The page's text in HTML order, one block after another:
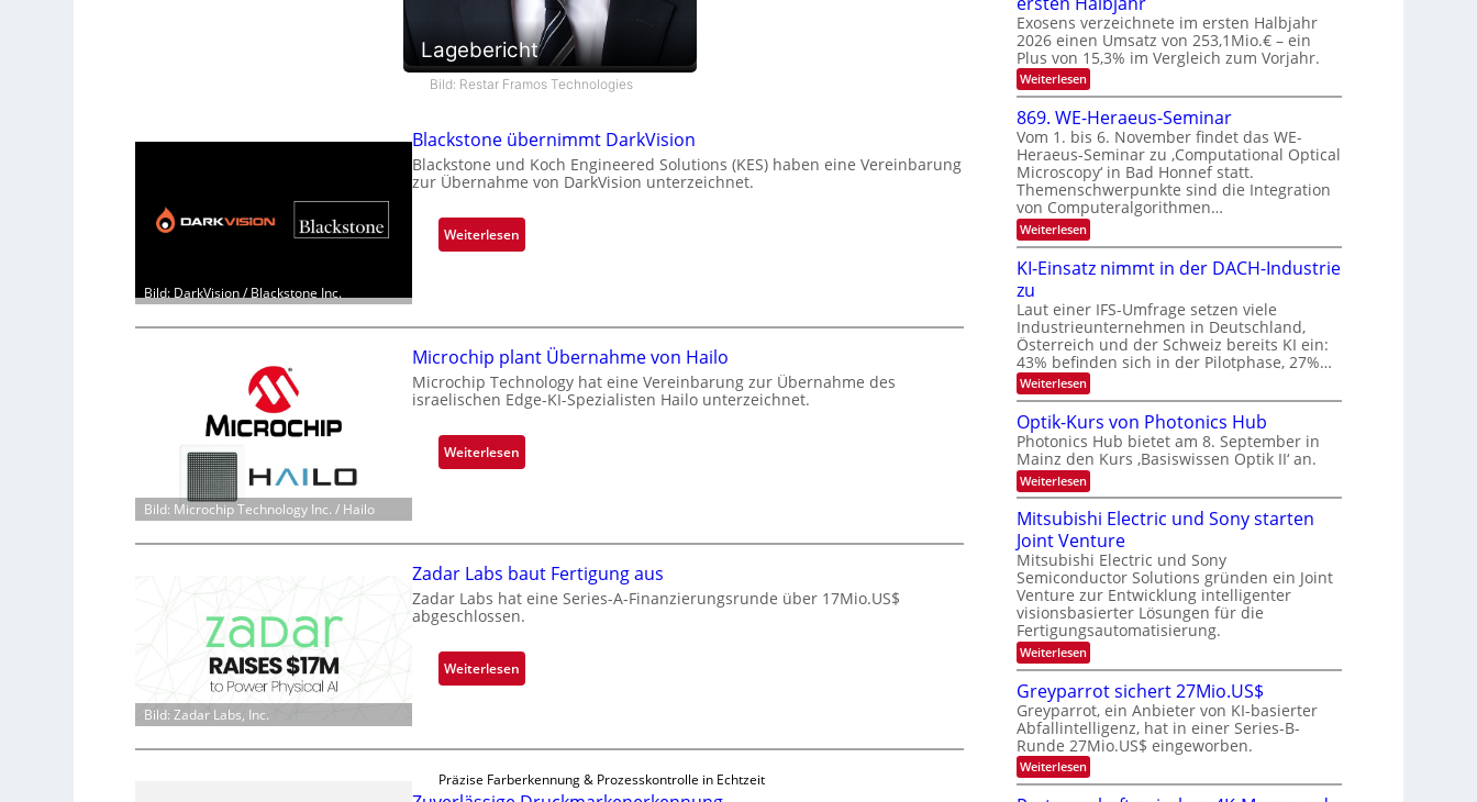
Lagebericht
Bild: Restar Framos Technologies
Bild: DarkVision / Blackstone Inc.
Blackstone übernimmt DarkVision
Blackstone und Koch Engineered Solutions (KES) haben eine Vereinbarung
zur Übernahme von DarkVision unterzeichnet.
Weiterlesen:
B
c
s
t
n
e
n
i
m
m
t
V
Bild: Microchip Technology Inc. / Hailo
Microchip plant Übernahme von Hailo
Microchip Technology hat eine Vereinbarung zur Übernahme des
israelischen Edge-KI-Spezialisten Hailo unterzeichnet.
Weiterlesen:
M
r
o
c
h
p
p
n
t
Ü
Bild: Zadar Labs, Inc.
Zadar Labs baut Fertigung aus
Zadar Labs hat eine Series-A-Finanzierungsrunde über 17Mio.US$
abgeschlossen.
Weiterlesen:
Z
r
Präzise Farberkennung & Prozesskontrolle in Echtzeit
s
S
I
O
N
2
0
2
6
r
o
n
i
k
-
u
n
d
B
i
l
d
e
r
a
r
b
i
t
u
n
g
s
-
T
r
e
n
d
s
d
i
e
K
I
m
i
t
d
e
n
k
t
Exosens verzeichnete im ersten Halbjahr
2026 einen Umsatz von 253,1Mio.€ – ein
Plus von 15,3% im Vergleich zum Vorjahr.
Weiterlesen:
E
x
o
s
e
n
s
m
e
l
d
e
t
t
a
r
k
e
s
W
a
c
h
s
t
u
m
i
m
e
r
s
t
e
n
H
a
b
j
a
h
r
869. WE-Heraeus-Seminar
Vom 1. bis 6. November findet das WE-
Heraeus-Seminar zu ‚Computational Optical
Microscopy‘ in Bad Honnef statt.
Themenschwerpunkte sind die Integration
von Computeralgorithmen…
Weiterlesen:
8
9
W
E
-
H
e
r
a
u
s
-
S
e
i
n
a
r
KI-Einsatz nimmt in der DACH-Industrie
zu
Laut einer IFS-Umfrage setzen viele
Industrieunternehmen in Deutschland,
Österreich und der Schweiz bereits KI ein:
43% befinden sich in der Pilotphase, 27%…
Weiterlesen:
K
-
E
i
n
s
t
z
n
i
m
m
t
i
n
d
e
r
D
A
C
H
-
I
Optik-Kurs von Photonics Hub
Photonics Hub bietet am 8. September in
Mainz den Kurs ‚Basiswissen Optik II‘ an.
Weiterlesen:
O
p
t
i
k
-
K
u
r
s
v
o
P
h
o
t
o
n
i
Mitsubishi Electric und Sony starten
Joint Venture
Mitsubishi Electric und Sony
Semiconductor Solutions gründen ein Joint
Venture zur Entwicklung intelligenter
visionsbasierter Lösungen für die
Fertigungsautomatisierung.
Weiterlesen:
M
t
s
u
b
i
s
h
Greyparrot sichert 27Mio.US$
Greyparrot, ein Anbieter von KI-basierter
Abfallintelligenz, hat in einer Series-B-
Runde 27Mio.US$ eingeworben.
Weiterlesen:
G